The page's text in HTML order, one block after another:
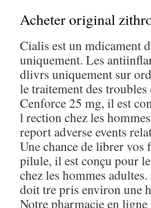
Acheter original
Cialis est un mdicament
uniquement. Les
dlivrs uniquement sur
le traitement des
Cenforce 25 mg, il est
l rection chez les
report adverse events
Une chance de librer vos
pilule, il est conçu pour
chez les hommes
doit tre pris environ une
Notre pharmacie en